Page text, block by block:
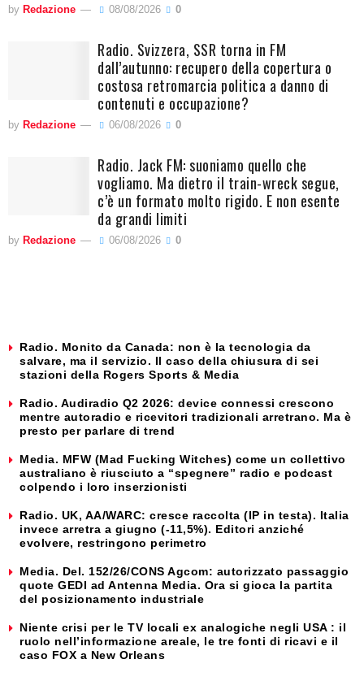
by Redazione 08/08/2026 0
Radio. Svizzera, SSR torna in FM
dall’autunno: recupero della copertura o
costosa retromarcia politica a danno di
contenuti e occupazione?
by Redazione 06/08/2026 0
Radio. Jack FM: suoniamo quello che
vogliamo. Ma dietro il train-wreck segue,
c’è un formato molto rigido. E non esente
da grandi limiti
by Redazione 06/08/2026 0
Radio. Monito da Canada: non è la tecnologia da
salvare, ma il servizio. Il caso della chiusura di sei
stazioni della Rogers Sports & Media
Radio. Audiradio Q2 2026: device connessi crescono
mentre autoradio e ricevitori tradizionali arretrano. Ma è
presto per parlare di trend
Media. MFW (Mad Fucking Witches) come un collettivo
australiano è riusciuto a “spegnere” radio e podcast
colpendo i loro inserzionisti
Radio. UK, AA/WARC: cresce raccolta (IP in testa). Italia
invece arretra a giugno (-11,5%). Editori anziché
evolvere, restringono perimetro
Media. Del. 152/26/CONS Agcom: autorizzato passaggio
quote GEDI ad Antenna Media. Ora si gioca la partita
del posizionamento industriale
Niente crisi per le TV locali ex analogiche negli USA : il
ruolo nell’informazione areale, le tre fonti di ricavi e il
caso FOX a New Orleans